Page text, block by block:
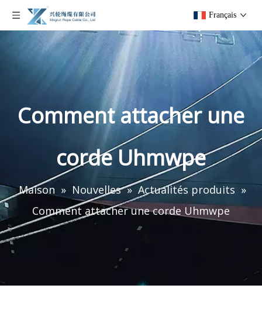
Français
Comment attacher une
corde Uhmwpe
Maison » Nouvelles » Actualités produits »
Comment attacher une corde Uhmwpe